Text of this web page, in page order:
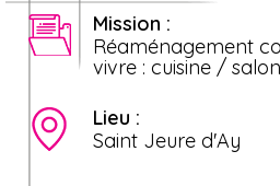
Mission :
Réaménagement
vivre : cuisine /
Lieu :
Saint Jeure d'Ay